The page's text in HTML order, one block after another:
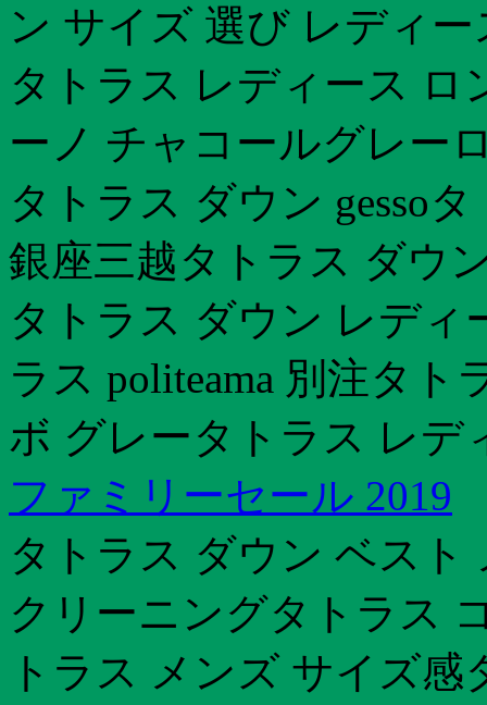
ン サイズ 選び レディ
タトラス レディース
ーノ チャコールグレー
タトラス ダウン gesso
銀座三越タトラス ダウ
タトラス ダウン レディ
ラス politeama 別注タ
ボ グレータトラス レデ
ファミリーセール 2019
タトラス ダウン ベス
クリーニングタトラス
トラス メンズ サイズ